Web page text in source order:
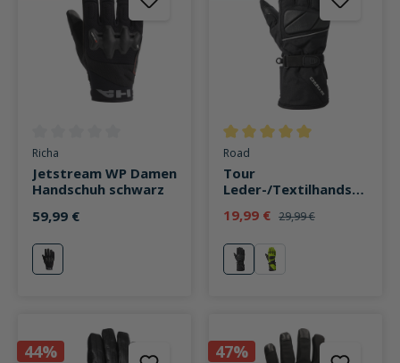
Durchschnittliche Bewertung von 0 von 5 Sternen
Richa
Jetstream WP Damen
Handschuh schwarz
59,99 €
schwarz
Durchschnittliche Bewertung
Road
Tour
Leder-/Textilhandsch
schwarz
19,99 € 29,99 €
schwarz
gelb
44% 47%